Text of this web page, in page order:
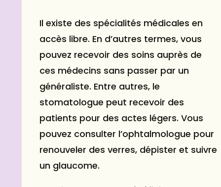
Il existe des spécialités médicales en
accès libre. En d’autres termes, vous
pouvez recevoir des soins auprès de
ces médecins sans passer par un
généraliste. Entre autres, le
stomatologue peut recevoir des
patients pour des actes légers. Vous
pouvez consulter l’ophtalmologue pour
renouveler des verres, dépister et suivre
un glaucome.